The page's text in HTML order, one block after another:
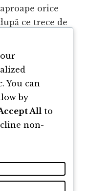
orice
ce trece de
și începe să
în taskuri
pe
You can
by
All to
non-